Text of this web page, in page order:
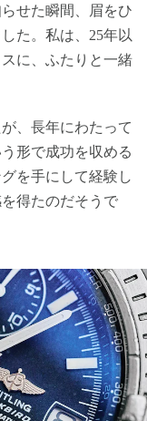
せた瞬間、眉をひ
た。私は、25年以
に、ふたりと一緒
、長年にわたって
形で成功を収める
を手にして経験し
得たのだそうで